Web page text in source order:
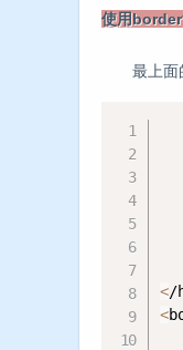
使用border
最上面的
</
<